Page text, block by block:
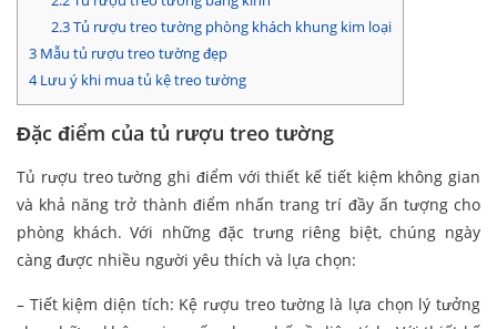
2.3Tủ rượu treo tường phòng khách khung kim loại
3 Mẫu tủ rượu treo tường đẹp
4Lưu ý khi mua tủ kệ treo tường
Đặc điểm của tủ rượu treo tường
Tủ rượu treo tường ghi điểm với thiết kế tiết kiệm không gian
và khả năng trở thành điểm nhấn trang trí đầy ấn tượng cho
phòng khách. Với những đặc trưng riêng biệt, chúng ngày
càng được nhiều người yêu thích và lựa chọn:
– Tiết kiệm diện tích: Kệ rượu treo tường là lựa chọn lý tưởng